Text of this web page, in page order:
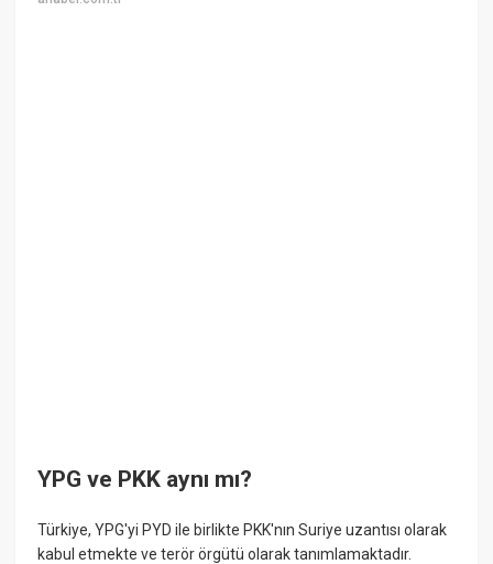
YPG ve PKK aynı mı?
Türkiye, YPG'yi PYD ile birlikte PKK'nın Suriye uzantısı olarak
kabul etmekte ve terör örgütü olarak tanımlamaktadır.